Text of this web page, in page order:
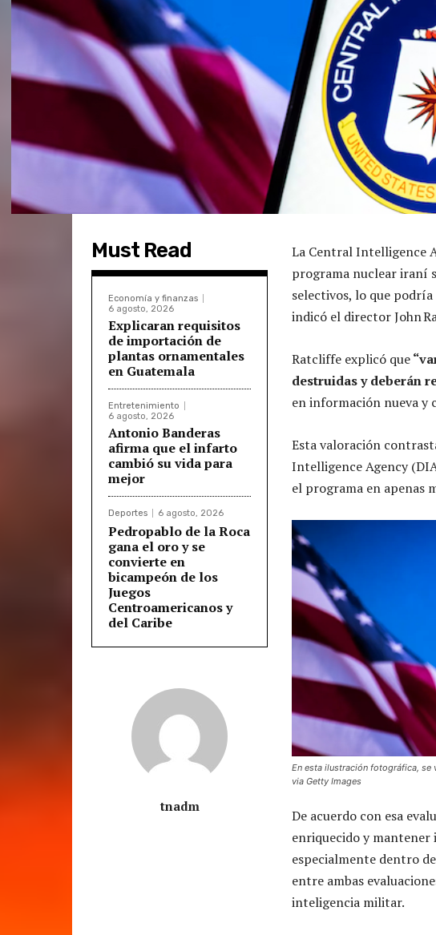
Must Read
Economía y finanzas
6 agosto, 2026
Explicaran requisitos
de importación de
plantas ornamentales
en Guatemala
Entretenimiento
6 agosto, 2026
Antonio Banderas
afirma que el infarto
cambió su vida para
mejor
Deportes 6 agosto, 2026
Pedropablo de la Roca
gana el oro y se
convierte en
bicampeón de los
Juegos
Centroamericanos y
del Caribe
tnadm
La Central Intelligence
programa nuclear iraní
selectivos, lo que
indicó el director John
Ratcliffe explicó que
destruidas y deberán
en información nueva y
Esta valoración
Intelligence Agency
el programa en apenas
En esta ilustración fotográfica, se
via Getty Images
De acuerdo con esa
enriquecido y mantener
especialmente dentro
entre ambas
inteligencia militar.